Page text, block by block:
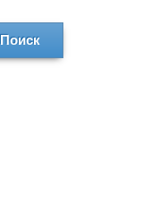
Поиск